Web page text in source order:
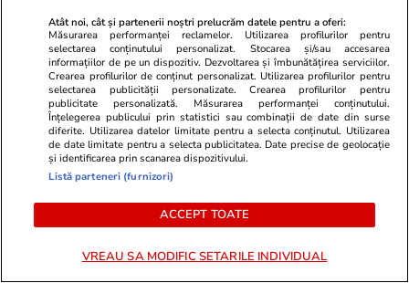
Ştiri
Diana Buzoianu acuză că încearcă în zadar să
intre în audiență la procuroarea generală a
României: „Am rămas șocată!”
Știri Externe 29 iul.
Ultima noapte a prințului saudit găsit mort
într-un hotel de lux din Londra: autopsia a
dezvăluit cauza morții
Atât noi, cât și partenerii noștri prelucrăm datele pentru a oferi:
Măsurarea performanței reclamelor. Utilizarea profilurilor pentru
selectarea conținutului personalizat. Stocarea și/sau accesarea
informațiilor de pe un dispozitiv. Dezvoltarea și îmbunătățirea serviciilor.
Crearea profilurilor de conținut personalizat. Utilizarea profilurilor pentru
selectarea publicității personalizate. Crearea profilurilor pentru
publicitate personalizată. Măsurarea performanței conținutului.
Înțelegerea publicului prin statistici sau combinații de date din surse
diferite. Utilizarea datelor limitate pentru a selecta conținutul. Utilizarea
de date limitate pentru a selecta publicitatea. Date precise de geolocație
și identificarea prin scanarea dispozitivului.
Listă parteneri (furnizori)
ACCEPT TOATE
VREAU SA MODIFIC SETARILE INDIVIDUAL